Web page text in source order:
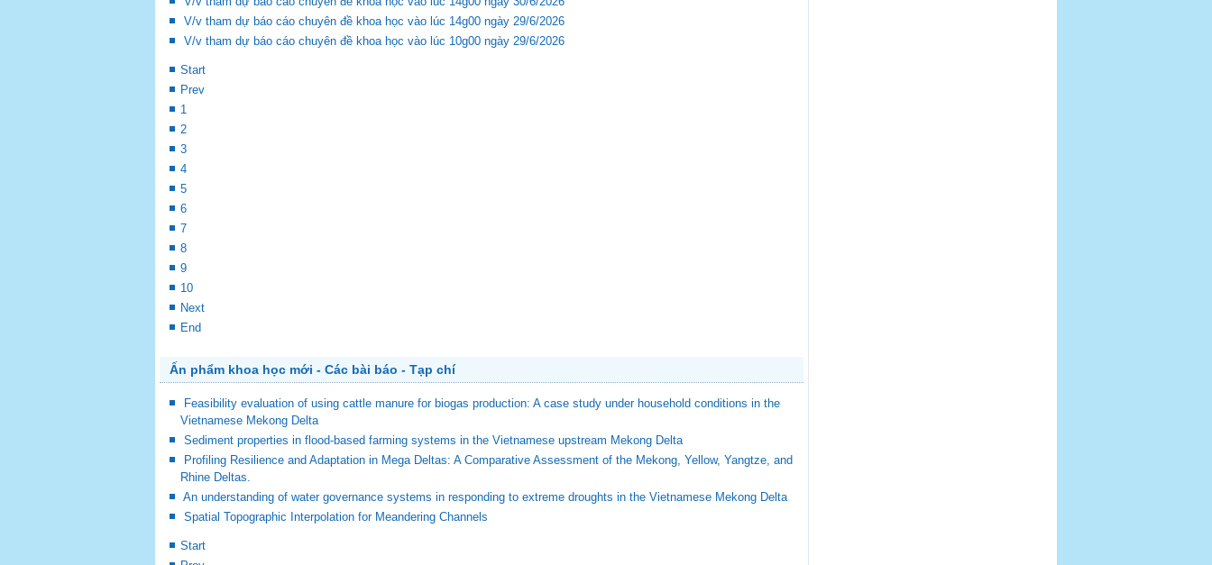
V/v tham dự báo cáo chuyên đề khoa học vào lúc 14g00 ngày 29/6/2026
V/v tham dự báo cáo chuyên đề khoa học vào lúc 10g00 ngày 29/6/2026
Start
Prev
1
2
3
4
5
6
7
8
9
10
Next
End
Ấn phẩm khoa học mới - Các bài báo - Tạp chí
Feasibility evaluation of using cattle manure for biogas production: A case study under household conditions in the
Vietnamese Mekong Delta
Sediment properties in flood-based farming systems in the Vietnamese upstream Mekong Delta
Profiling Resilience and Adaptation in Mega Deltas: A Comparative Assessment of the Mekong, Yellow, Yangtze, and
Rhine Deltas.
An understanding of water governance systems in responding to extreme droughts in the Vietnamese Mekong Delta
Spatial Topographic Interpolation for Meandering Channels
Start